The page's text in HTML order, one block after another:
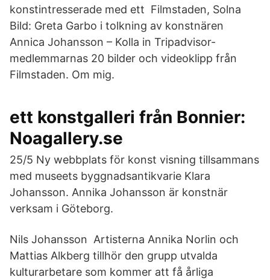
konstintresserade med ett Filmstaden, Solna
Bild: Greta Garbo i tolkning av konstnären
Annica Johansson – Kolla in Tripadvisor-
medlemmarnas 20 bilder och videoklipp från
Filmstaden. Om mig.
ett konstgalleri från Bonnier:
Noagallery.se
25/5 Ny webbplats för konst visning tillsammans
med museets byggnadsantikvarie Klara
Johansson. Annika Johansson är konstnär
verksam i Göteborg.
Nils Johansson Artisterna Annika Norlin och
Mattias Alkberg tillhör den grupp utvalda
kulturarbetare som kommer att få årliga